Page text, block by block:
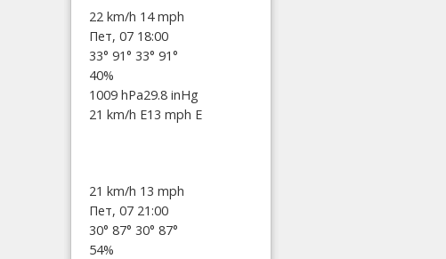
22 km/h 14 mph
Пет, 07 18:00
33° 91° 33° 91°
40%
1009 hPa29.8 inHg
21 km/h E13 mph E
21 km/h 13 mph
Пет, 07 21:00
30° 87° 30° 87°
54%